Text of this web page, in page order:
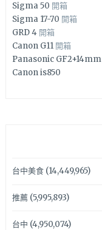
Sigma 50 開箱
Sigma 17-70 開箱
GRD 4 開箱
Canon G11 開箱
Panasonic GF2+14mm
Canon is850
台中美食(14,449,965)
推薦(5,995,893)
台中 (4,950,074)